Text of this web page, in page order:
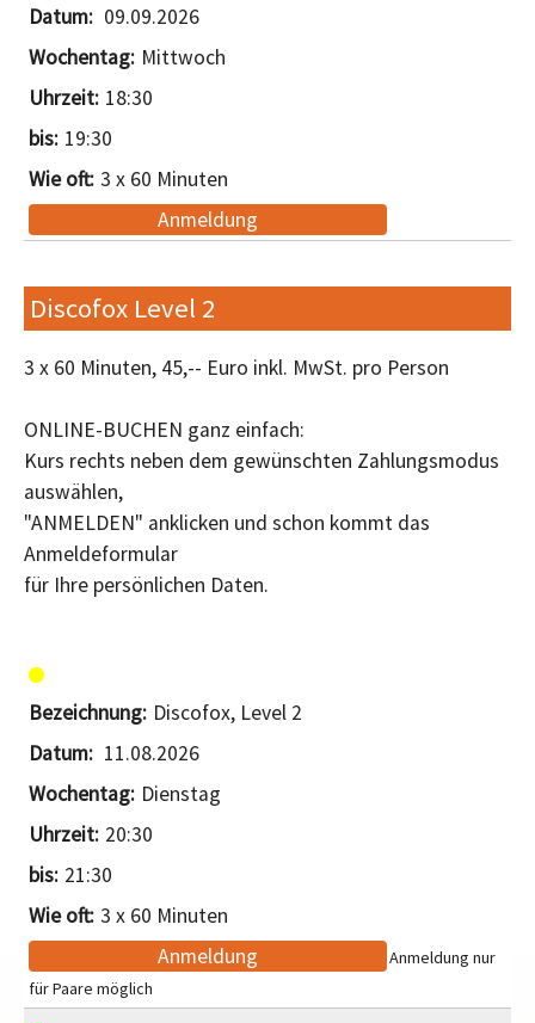
09.09.2026
Mittwoch
18:30
19:30
3 x 60 Minuten
Anmeldung
Discofox Level 2
3 x 60 Minuten, 45,-- Euro inkl. MwSt. pro Person
ONLINE-BUCHEN ganz einfach:
Kurs rechts neben dem gewünschten Zahlungsmodus
auswählen,
"ANMELDEN" anklicken und schon kommt das
Anmeldeformular
für Ihre persönlichen Daten.
Discofox, Level 2
11.08.2026
Dienstag
20:30
21:30
3 x 60 Minuten
Anmeldung
Anmeldung nur
für Paare möglich